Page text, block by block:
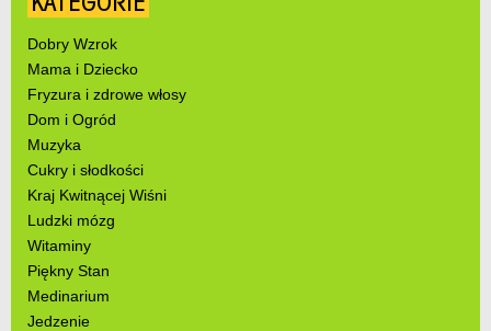
Dobry Wzrok
Mama i Dziecko
Fryzura i zdrowe włosy
Dom i Ogród
Muzyka
Cukry i słodkości
Kraj Kwitnącej Wiśni
Ludzki mózg
Witaminy
Piękny Stan
Medinarium
Jedzenie